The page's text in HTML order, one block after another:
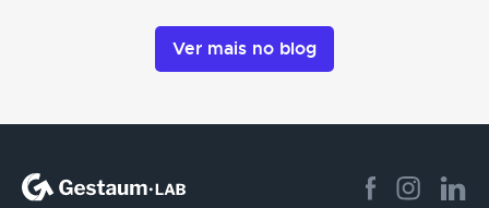
Ver mais no blog